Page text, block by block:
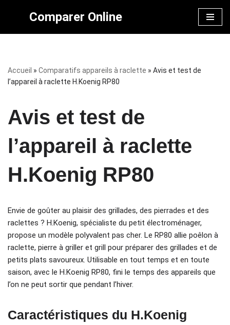
Comparer Online
Accueil » Comparatifs appareils à raclette » Avis et test de
l’appareil à raclette H.Koenig RP80
Avis et test de
l’appareil à raclette
H.Koenig RP80
Envie de goûter au plaisir des grillades, des pierrades et des
raclettes ? H.Koenig, spécialiste du petit électroménager,
propose un modèle polyvalent pas cher. Le RP80 allie poêlon à
raclette, pierre à griller et grill pour préparer des grillades et de
petits plats savoureux. Utilisable en tout temps et en toute
saison, avec le H.Koenig RP80, fini le temps des appareils que
l’on ne peut sortir que pendant l’hiver.
Caractéristiques du H.Koenig